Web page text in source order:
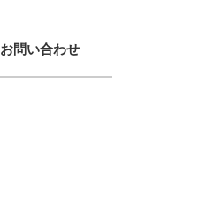
お問い合わせ